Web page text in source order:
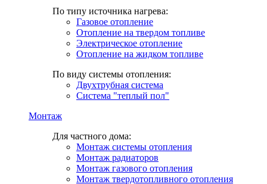
По типу источника нагрева:
Газовое отопление
Отопление на твердом топливе
Электрическое отопление
Отопление на жидком топливе
По виду системы отопления:
Двухтрубная система
Система "теплый пол"
Монтаж
Для частного дома:
Монтаж системы отопления
Монтаж радиаторов
Монтаж газового отопления
Монтаж твердотопливного отопления